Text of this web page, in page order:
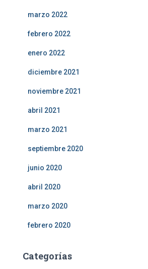
marzo 2022
febrero 2022
enero 2022
diciembre 2021
noviembre 2021
abril 2021
marzo 2021
septiembre 2020
junio 2020
abril 2020
marzo 2020
febrero 2020
Categorías